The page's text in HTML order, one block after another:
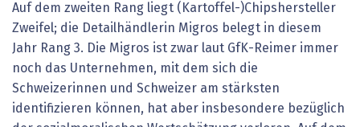
Auf dem zweiten Rang liegt (Kartoffel-)Chipshersteller
Zweifel; die Detailhändlerin Migros belegt in diesem
Jahr Rang 3. Die Migros ist zwar laut GfK-Reimer immer
noch das Unternehmen, mit dem sich die
Schweizerinnen und Schweizer am stärksten
identifizieren können, hat aber insbesondere bezüglich